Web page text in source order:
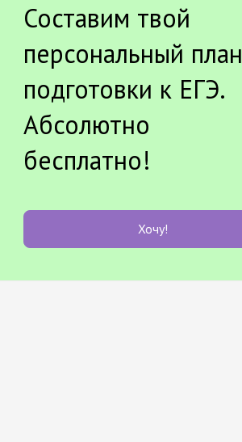
Составим твой
персональный план
подготовки к ЕГЭ.
Абсолютно
бесплатно!
Хочу!